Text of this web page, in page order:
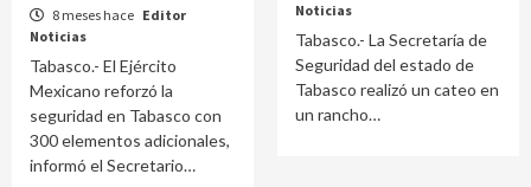
8 meses hace Editor
Noticias
Tabasco.- El Ejército
Mexicano reforzó la
seguridad en Tabasco con
300 elementos adicionales,
informó el Secretario…
Noticias
Tabasco.- La Secretaría de
Seguridad del estado de
Tabasco realizó un cateo en
un rancho…